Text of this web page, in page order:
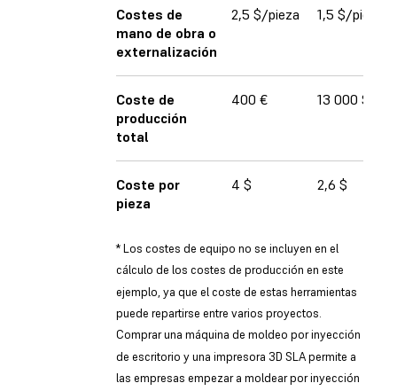
Costes de
mano de obra o
externalización
2,5 $/pieza 1,5 $/pieza
Coste de
producción
total
400 € 13 000 $
Coste por
pieza
4 $ 2,6 $
* Los costes de equipo no se incluyen en el
cálculo de los costes de producción en este
ejemplo, ya que el coste de estas herramientas
puede repartirse entre varios proyectos.
Comprar una máquina de moldeo por inyección
de escritorio y una impresora 3D SLA permite a
las empresas empezar a moldear por inyección